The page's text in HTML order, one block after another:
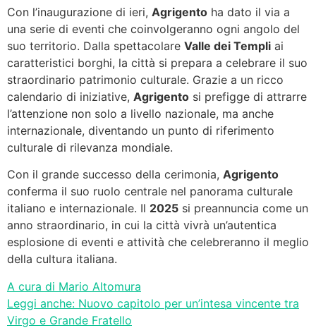
Con l’inaugurazione di ieri, Agrigento ha dato il via a
una serie di eventi che coinvolgeranno ogni angolo del
suo territorio. Dalla spettacolare Valle dei Templi ai
caratteristici borghi, la città si prepara a celebrare il suo
straordinario patrimonio culturale. Grazie a un ricco
calendario di iniziative, Agrigento si prefigge di attrarre
l’attenzione non solo a livello nazionale, ma anche
internazionale, diventando un punto di riferimento
culturale di rilevanza mondiale.
Con il grande successo della cerimonia, Agrigento
conferma il suo ruolo centrale nel panorama culturale
italiano e internazionale. Il 2025 si preannuncia come un
anno straordinario, in cui la città vivrà un’autentica
esplosione di eventi e attività che celebreranno il meglio
della cultura italiana.
A cura di Mario Altomura
Leggi anche: Nuovo capitolo per un’intesa vincente tra
Virgo e Grande Fratello